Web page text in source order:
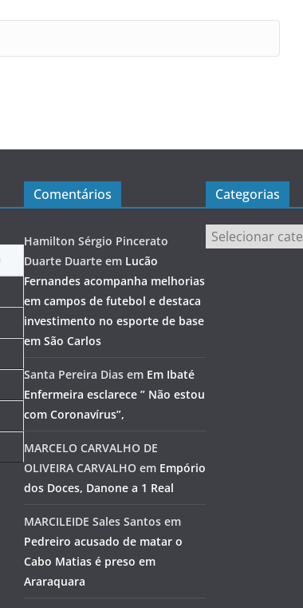
Comentários
Hamilton Sérgio Pincerato
Duarte Duarte em Lucão
Fernandes acompanha melhorias
em campos de futebol e destaca
investimento no esporte de base
em São Carlos
Santa Pereira Dias em Em Ibaté
Enfermeira esclarece ” Não estou
com Coronavírus”,
MARCELO CARVALHO DE
OLIVEIRA CARVALHO em Empório
dos Doces, Danone a 1 Real
MARCILEIDE Sales Santos em
Pedreiro acusado de matar o
Cabo Matias é preso em
Araraquara
Categorias
Categorias